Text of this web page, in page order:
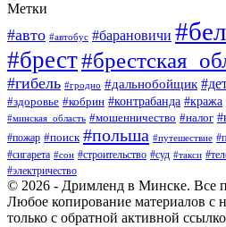
Метки
#авто #автобус #барановичи
#брест
#гибель #гродно #дальнобойщик
#здоровье #кобрин #контрабанда #кража
#минская_область #мошенничество #налог
#пожар #поиск #польша #путешествие
#сигарета #сон #строительство #суд #такси
#электричество
© 2026 - Дримленд в Минске. Все
Любое копирование материалов с
только с обратной активной